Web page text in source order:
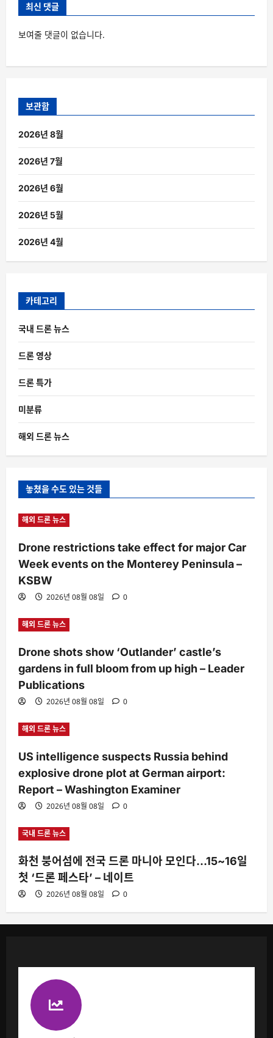
최신 댓글
보여줄 댓글이 없습니다.
보관함
2026년 8월
2026년 7월
2026년 6월
2026년 5월
2026년 4월
카테고리
국내 드론 뉴스
드론 영상
드론 특가
미분류
해외 드론 뉴스
놓쳤을 수도 있는 것들
해외 드론 뉴스
Drone restrictions take effect for major Car
Week events on the Monterey Peninsula –
KSBW
2026년 08월 08일 0
해외 드론 뉴스
Drone shots show ‘Outlander’ castle’s
gardens in full bloom from up high – Leader
Publications
2026년 08월 08일 0
해외 드론 뉴스
US intelligence suspects Russia behind
explosive drone plot at German airport:
Report – Washington Examiner
2026년 08월 08일 0
국내 드론 뉴스
화천 붕어섬에 전국 드론 마니아 모인다…15~16일
첫 ‘드론 페스타’ – 네이트
2026년 08월 08일 0